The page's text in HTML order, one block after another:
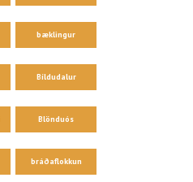
bæklingur
Bíldudalur
Blönduós
bráðaflokkun